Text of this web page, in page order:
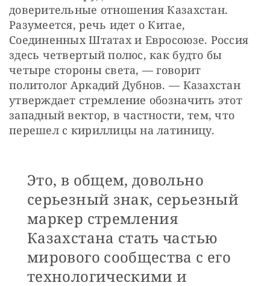
доверительные отношения Казахстан.
Разумеется, речь идет о Китае,
Соединенных Штатах и Евросоюзе. Россия
здесь четвертый полюс, как будто бы
четыре стороны света, — говорит
политолог Аркадий Дубнов. — Казахстан
утверждает стремление обозначить этот
западный вектор, в частности, тем, что
перешел с кириллицы на латиницу.
Это, в общем, довольно
серьезный знак, серьезный
маркер стремления
Казахстана стать частью
мирового сообщества с его
технологическими и